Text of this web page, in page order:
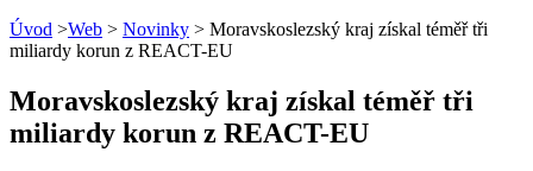
Úvod >Web > Novinky > Moravskoslezský kraj získal téměř tři
miliardy korun z REACT-EU
Moravskoslezský kraj získal téměř tři
miliardy korun z REACT-EU